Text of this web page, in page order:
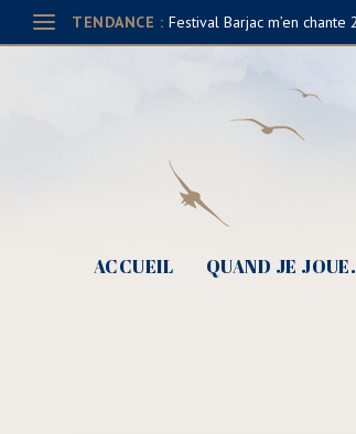
TENDANCE : Festival Barjac m’en
ACCUEIL QUAND JE